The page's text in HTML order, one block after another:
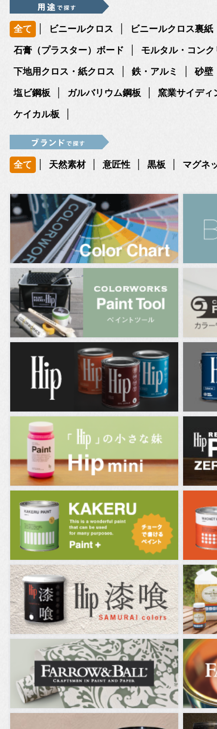
全て | ビニールクロス | ビニールクロス裏紙
石膏（プラスター）ボード | モルタル・コンク
下地用クロス・紙クロス | 鉄・アルミ | 砂壁
塩ビ鋼板 | ガルバリウム鋼板 | 窯業サイディ
ケイカル板 |
全て | 天然素材 | 意匠性 | 黒板 | マグネ